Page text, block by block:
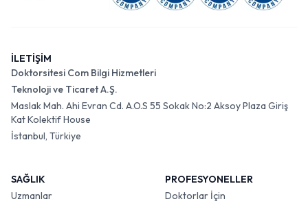
İLETİŞİM
Doktorsitesi Com Bilgi Hizmetleri
Teknoloji ve Ticaret A.Ş.
Maslak Mah. Ahi Evran Cd. A.O.S 55 Sokak No:2 Aksoy Plaza Giriş
Kat Kolektif House
İstanbul, Türkiye
SAĞLIK
Uzmanlar
PROFESYONELLER
Doktorlar İçin